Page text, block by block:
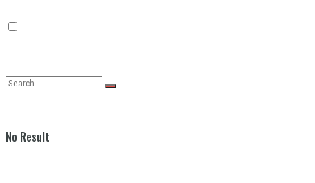
No Result